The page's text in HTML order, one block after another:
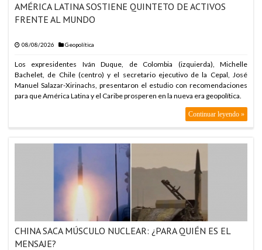
AMÉRICA LATINA SOSTIENE QUINTETO DE ACTIVOS
FRENTE AL MUNDO
08/08/2026 Geopolítica
Los expresidentes Iván Duque, de Colombia (izquierda), Michelle
Bachelet, de Chile (centro) y el secretario ejecutivo de la Cepal, José
Manuel Salazar-Xirinachs, presentaron el estudio con recomendaciones
para que América Latina y el Caribe prosperen en la nueva era geopolítica.
Continuar leyendo »
CHINA SACA MÚSCULO NUCLEAR: ¿PARA QUIÉN ES EL
MENSAJE?